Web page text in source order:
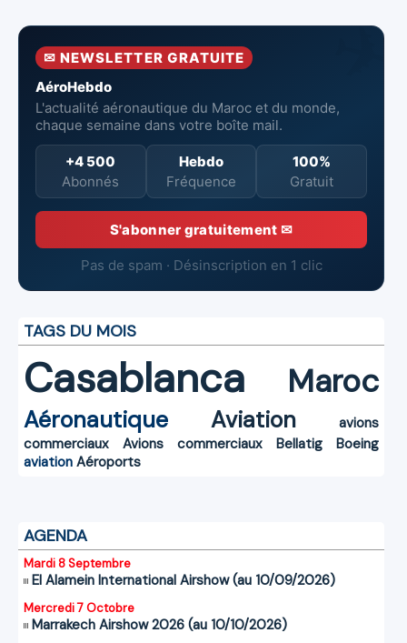
✉ NEWSLETTER GRATUITE
AéroHebdo
L'actualité aéronautique du Maroc et du monde,
chaque semaine dans votre boîte mail.
+4 500
Abonnés
Hebdo
Fréquence
100%
Gratuit
S'abonner gratuitement ✉
Pas de spam · Désinscription en 1 clic
TAGS DU MOIS
Casablanca Maroc
Aéronautique Aviation
avions
commerciaux
Avions commerciaux Bellatig
Boeing
aviation Aéroports
AGENDA
Mardi 8 Septembre
El Alamein International Airshow (au 10/09/2026)
Mercredi 7 Octobre
Marrakech Airshow 2026 (au 10/10/2026)